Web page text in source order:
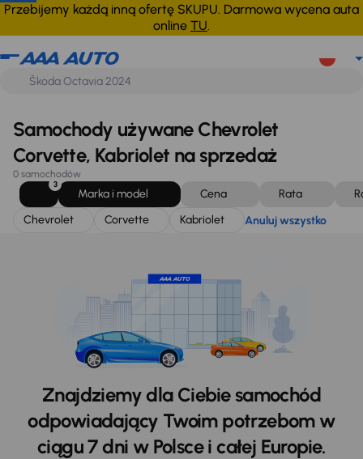
Przebijemy każdą inną ofertę SKUPU. Darmowa wycena auta
online TU.
Chevrolet Corvette Kabriolet Anuluj wszystko
Samochody używane Chevrolet
Corvette, Kabriolet na sprzedaż
0 samochodów
3
Marka i model Cena Rata
Chevrolet
Corvette Kabriolet Anuluj wszystko
Znajdziemy dla Ciebie samochód
odpowiadający Twoim potrzebom w
ciągu 7 dni w Polsce i całej Europie.